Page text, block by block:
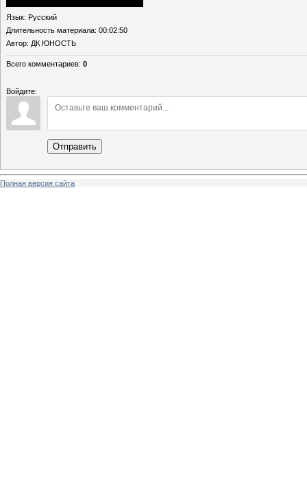
Язык: Русский
Длительность материала: 00:02:50
Автор: ДК ЮНОСТЬ
Всего комментариев: 0
Войдите:
Отправить
Полная версия сайта